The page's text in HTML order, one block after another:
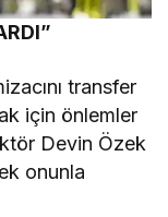
transfer
için önlemler
Devin Özek
onunla